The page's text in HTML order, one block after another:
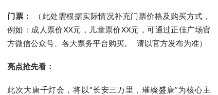
门票：
（此处需根据实际情况补充门票价格及购买方式，
例如：成人票价XX元，儿童票价XX元，可通过正佳广场官
方微信公众号、各大票务平台购买。  请以官方发布为准）
亮点抢先看：
此次大唐千灯会，将以“长安三万里，璀璨盛唐”为核心主